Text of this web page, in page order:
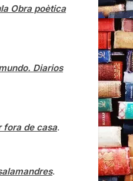
Obra poètica
Diarios
fora de casa.
.